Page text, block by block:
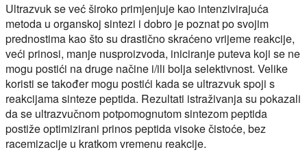
Ultrazvuk se već široko primjenjuje kao intenzivirajuća
metoda u organskoj sintezi i dobro je poznat po svojim
prednostima kao što su drastično skraćeno vrijeme reakcije,
veći prinosi, manje nusproizvoda, iniciranje puteva koji se ne
mogu postići na druge načine i/ili bolja selektivnost. Velike
koristi se također mogu postići kada se ultrazvuk spoji s
reakcijama sinteze peptida. Rezultati istraživanja su pokazali
da se ultrazvučnom potpomognutom sintezom peptida
postiže optimizirani prinos peptida visoke čistoće, bez
racemizacije u kratkom vremenu reakcije.